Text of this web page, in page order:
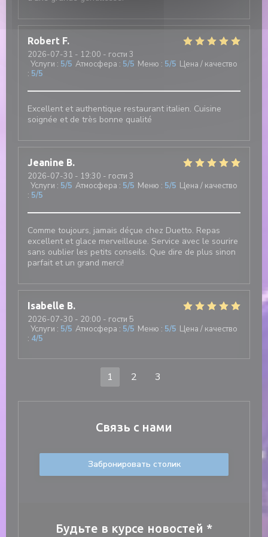
Robert F
2026-07-31 - 12:00 - гости 3
Услуги : 5/5 Атмосфера : 5/5 Меню : 5/5 Цена / качество
: 5/5
Excellent et authentique restaurant italien. Cuisine
soignée et de très bonne qualité
Jeanine B
2026-07-30 - 19:30 - гости 3
Услуги : 5/5 Атмосфера : 5/5 Меню : 5/5 Цена / качество
: 5/5
Comme toujours, jamais déçue chez Duetto. Repas
excellent et glace merveilleuse. Service avec le sourire
sans oublier les petits conseils. Que dire de plus sinon
parfait et un grand merci!
Isabelle B
2026-07-30 - 20:00 - гости 5
Услуги : 5/5 Атмосфера : 5/5 Меню : 5/5 Цена / качество
: 4/5
1 2 3
Связь с нами
Забронировать столик
Будьте в курсе новостей *